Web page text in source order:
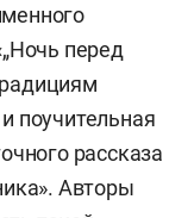
перед
поучительная
рассказа
Авторы